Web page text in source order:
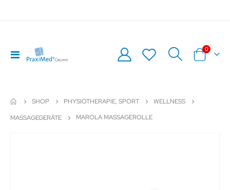
Navigation
umschalten
Warenkorb
0Artikel
SHOP PHYSIOTHERAPIE, SPORT
WELLNESS
MASSAGEGERÄTE
MAROLA MASSAGEROLLE